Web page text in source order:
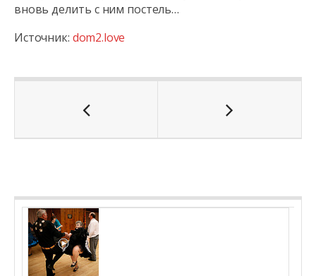
вновь делить с ним постель…
Источник: dom2.love